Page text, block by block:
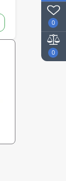
0
0